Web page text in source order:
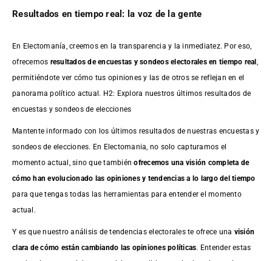
Resultados en tiempo real: la voz de la gente
En Electomanía, creemos en la transparencia y la inmediatez. Por eso,
ofrecemos resultados deencuestas y sondeos electorales en tiempo real
permitiéndote ver cómo tus opiniones y las de otros se reflejan en el
panorama político actual. H2: Explora nuestros últimos resultados de
encuestas y sondeos de elecciones
Mantente informado con los últimos resultados de nuestras encuestasy
sondeos de elecciones. En Electomania, no solo capturamos el
momento actual, sino que tambiénofrecemos una visión completa de
cómo han evolucionado las opiniones y tendencias a lo largo del tiempo
para que tengas todas las herramientas para entender el momento
actual.
Y es que nuestro análisis de tendencias electorales te ofrece una visión
clara de cómo están cambiando las opiniones políticas. Entender estas